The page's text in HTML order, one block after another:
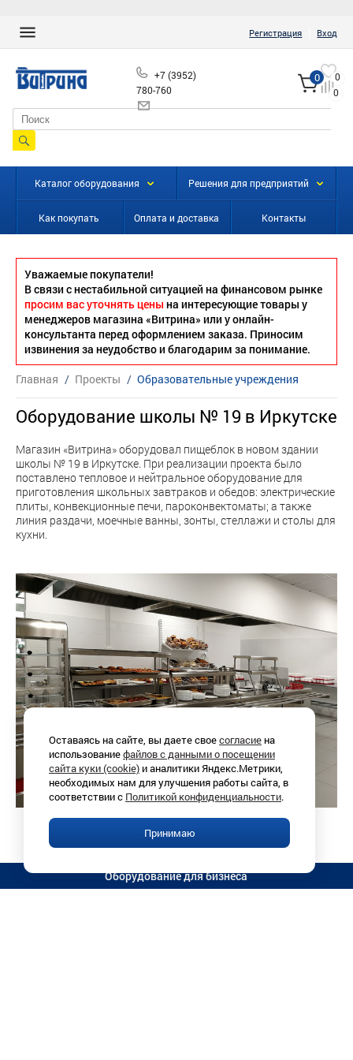
Оставаясь на сайте, вы даете своесогласиена
использованиефайлов с данными о посещении
сайта куки (cookie)и аналитики Яндекс.Метрики,
необходимых нам для улучшения работы сайта, в
соответствии с Политикой конфиденциальности.
Принимаю
Регистрация Вход
+7 (3952)
780-760
0
0
0
Каталог оборудования Решения для предприятий
Как покупать Оплата и доставка Контакты
Уважаемые покупатели!
В связи с нестабильной ситуацией на финансовом рынке
просим вас уточнять цены на интересующие товары у
менеджеров магазина «Витрина» или у онлайн-
консультанта перед оформлением заказа. Приносим
извинения за неудобство и благодарим за понимание.
Главная / Проекты / Образовательные учреждения
Оборудование школы № 19 в Иркутске
Магазин «Витрина» оборудовал пищеблок в новом здании
школы № 19 в Иркутске. При реализации проекта было
поставлено тепловое и нейтральное оборудование для
приготовления школьных завтраков и обедов: электрические
плиты, конвекционные печи, пароконвектоматы; а также
линия раздачи, моечные ванны, зонты, стеллажи и столы для
кухни.
Оборудование для бизнеса